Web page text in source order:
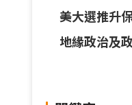
美大選推升
地緣政治及